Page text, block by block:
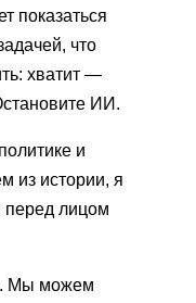
показаться
что
хватит —
ИИ.
и
из истории, я
перед лицом
Мы можем